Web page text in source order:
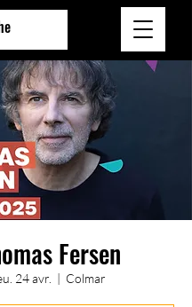
Fersen
24 avr.
  |
Colmar